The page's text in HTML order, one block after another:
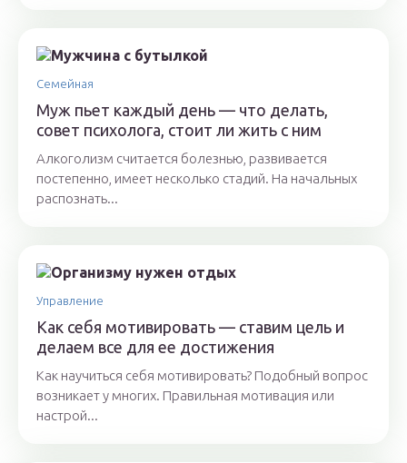
Семейная
Муж пьет каждый день — что делать,
совет психолога, стоит ли жить с ним
Алкоголизм считается болезнью, развивается
постепенно, имеет несколько стадий. На начальных
распознать...
Управление
Как себя мотивировать — ставим цель и
делаем все для ее достижения
Как научиться себя мотивировать? Подобный вопрос
возникает у многих. Правильная мотивация или
настрой...